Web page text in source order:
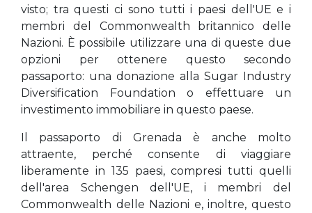
visto; tra questi ci sono tutti i paesi dell'UE e i
membri del Commonwealth britannico delle
Nazioni. È possibile utilizzare una di queste due
opzioni per ottenere questo secondo
passaporto: una donazione alla Sugar Industry
Diversification Foundation o effettuare un
investimento immobiliare in questo paese.
Il passaporto di Grenada è anche molto
attraente, perché consente di viaggiare
liberamente in 135 paesi, compresi tutti quelli
dell'area Schengen dell'UE, i membri del
Commonwealth delle Nazioni e, inoltre, questo